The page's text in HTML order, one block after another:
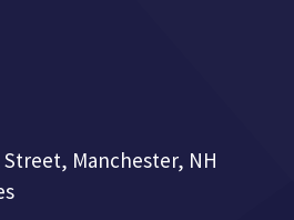
Street, Manchester, NH